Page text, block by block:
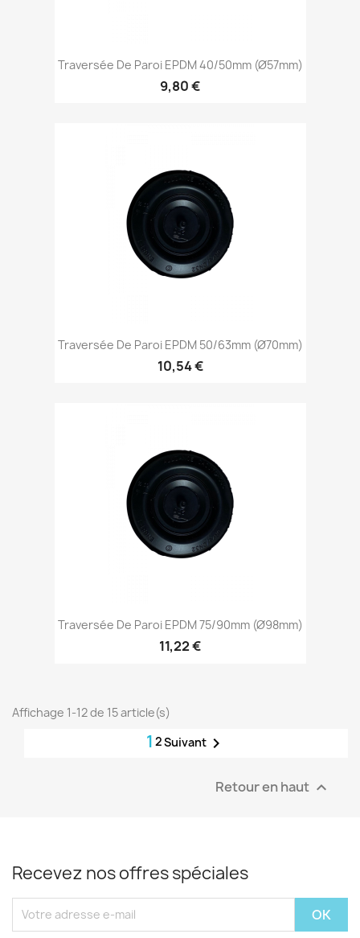
Traversée De Paroi EPDM 40/50mm (Ø57mm)
9,80 €
Traversée De Paroi EPDM 50/63mm (Ø70mm)
10,54 €
Traversée De Paroi EPDM 75/90mm (Ø98mm)
11,22 €
Affichage 1-12 de 15 article(s)
1 2Suivant 
Retour en haut 
Recevez nos offres spéciales